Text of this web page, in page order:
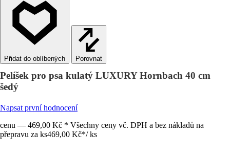
Porovnat
Pelíšek pro psa kulatý LUXURY Hornbach 40 cm
šedý
Napsat první hodnocení
cenu — 469,00 Kč * Všechny ceny vč. DPH a bez nákladů na
přepravu za ks469,00 Kč*/ ks